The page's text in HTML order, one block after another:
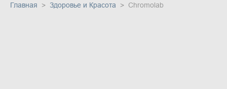
Главная Здоровье и Красота Chromolab